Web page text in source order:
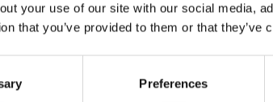
your use of our site with our social media,
that you’ve provided to them or that
Preferences